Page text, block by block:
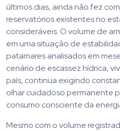
últimos dias, ainda não fez
reservatórios existentes no
consideráveis. O volume de
em uma situação de
patamares analisados em
cenário de escassez hídrica,
país, continua exigindo
olhar cuidadoso permanente
consumo consciente da
Mesmo com o volume